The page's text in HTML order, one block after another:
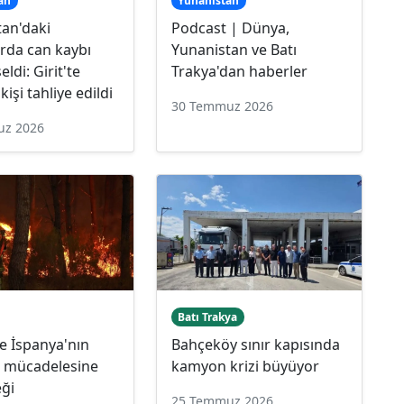
can kaybı
Girit'te
tahliye edildi
2026
Podcast | Dünya,
Yunanistan ve Batı
Trakya'dan haberler
30 Temmuz 2026
İspanya'nın
mücadelesine
Batı Trakya
Bahçeköy sınır kapısında
kamyon krizi büyüyor